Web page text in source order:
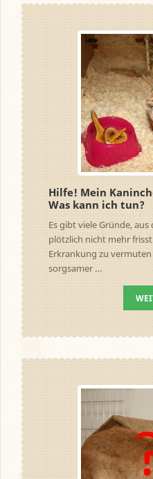
Hilfe! Mein
Was kann ich tun?
Es gibt viele Gründe,
plötzlich nicht mehr
Erkrankung zu vermuten
sorgsamer …